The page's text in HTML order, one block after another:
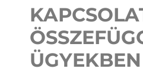
ÜGYEKBEN